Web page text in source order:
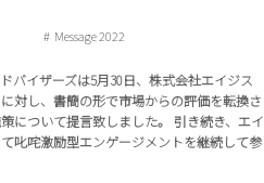
Message 2022
バイザーズは5月30日、株式会社エイジス
に対し、書簡の形で市場からの評価を転換さ
について提言致しました。 引き続き、エイ
叱咤激励型エンゲージメントを継続して参